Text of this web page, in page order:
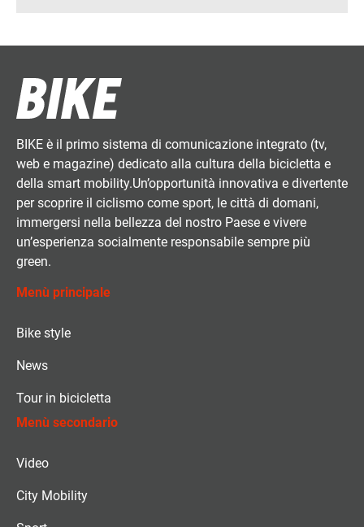
BIKE è il primo sistema di comunicazione integrato (tv,
web e magazine) dedicato alla cultura della bicicletta e
della smart mobility.Un’opportunità innovativa e divertente
per scoprire il ciclismo come sport, le città di domani,
immergersi nella bellezza del nostro Paese e vivere
un’esperienza socialmente responsabile sempre più
green.
Menù principale
Bike style
News
Tour in bicicletta
Menù secondario
Video
City Mobility